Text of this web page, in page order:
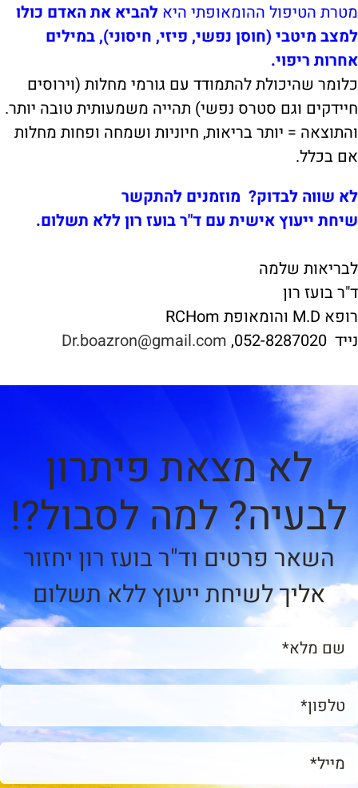
מטרת הטיפול ההומאופתי היא להביא את האדם כולו
למצב מיטבי (חוסן נפשי, פיזי, חיסוני), במילים
אחרות ריפוי.
כלומר שהיכולת להתמודד עם גורמי מחלות (וירוסים
חיידקים וגם סטרס נפשי) תהייה משמעותית טובה יותר.
והתוצאה = יותר בריאות, חיוניות ושמחה ופחות מחלות
אם בכלל.
לא שווה לבדוק? מוזמנים להתקשר
שיחת ייעוץ אישית עם ד"ר בועז רון ללא תשלום.
לבריאות שלמה
ד"ר בועז רון
רופא M.D והומאופת RCHom
נייד 052-8287020,
Dr.boazron@gmail.com
לא מצאת פיתרון
לבעיה? למה לסבול?!
השאר פרטים וד"ר בועז רון יחזור
אליך לשיחת ייעוץ ללא תשלום